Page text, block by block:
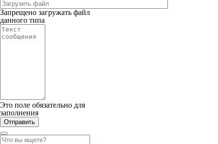
Запрещено загружать файл
данного типа
Это поле обязательно для
заполнения